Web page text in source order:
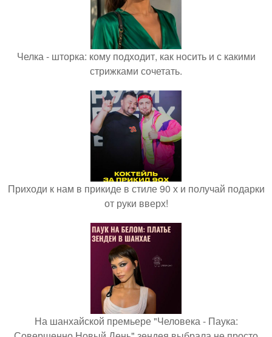
Челка - шторка: кому подходит, как носить и с какими
стрижками сочетать.
Приходи к нам в прикиде в стиле 90 х и получай подарки
от руки вверх!
На шанхайской премьере "Человека - Паука: